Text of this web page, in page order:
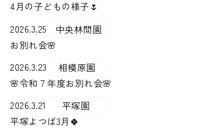
4月の子どもの様子🌷
2026.3.25
中央林間園
お別れ会🌸
2026.3.23
相模原園
🌸令和７年度お別れ会🌸
2026.3.21
平塚園
平塚よつば3月🍀